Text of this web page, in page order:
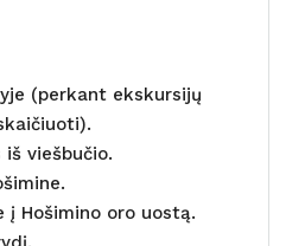
(perkant ekskursijų
iš viešbučio.
į Hošimino oro uostą.